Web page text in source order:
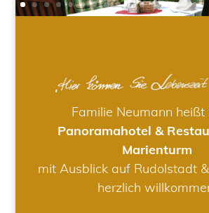
Familie Neumann heißt
Panoramahotel &
Marienturm
mit Ausblick auf Rudolstadt
herzlich